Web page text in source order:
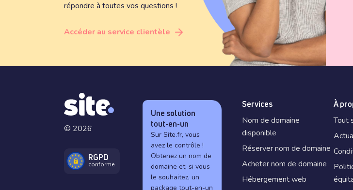
répondre à toutes vos questions !
Accéder au service clientèle
© 2026
RGPD
conforme
Une solution
tout-en-un
Sur Site.fr, vous
avez le contrôle !
Obtenez un nom de
domaine et, si vous
le souhaitez, un
package tout-en-un
Services
Nom de domaine
disponible
Réserver nom de domaine
Acheter nom de domaine
Hébergement web
À
Tout